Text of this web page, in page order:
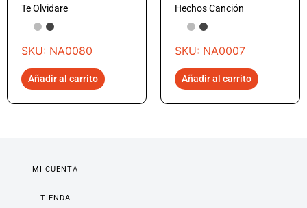
Te Olvidare
SKU: NA0080
Añadir al carrito
Hechos Canción
SKU: NA0007
Añadir al carrito
MI CUENTA
TIENDA